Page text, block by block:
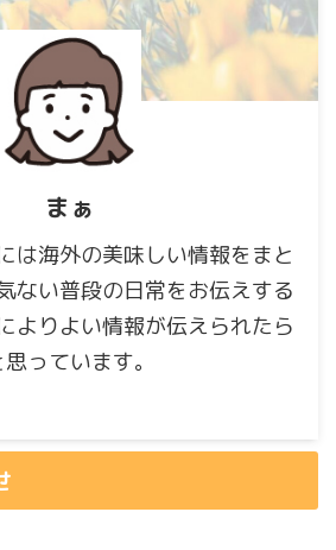
まぁ
は海外の美味しい情報をまと
ない普段の日常をお伝えする
よりよい情報が伝えられたら
思っています。